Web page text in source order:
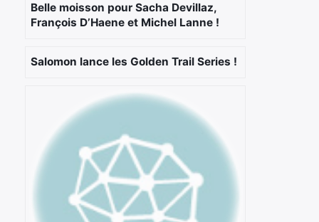
Belle moisson pour Sacha Devillaz,
François D’Haene et Michel Lanne !
Salomon lance les Golden Trail Series !
Rechercher